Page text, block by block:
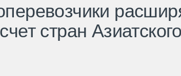
стран